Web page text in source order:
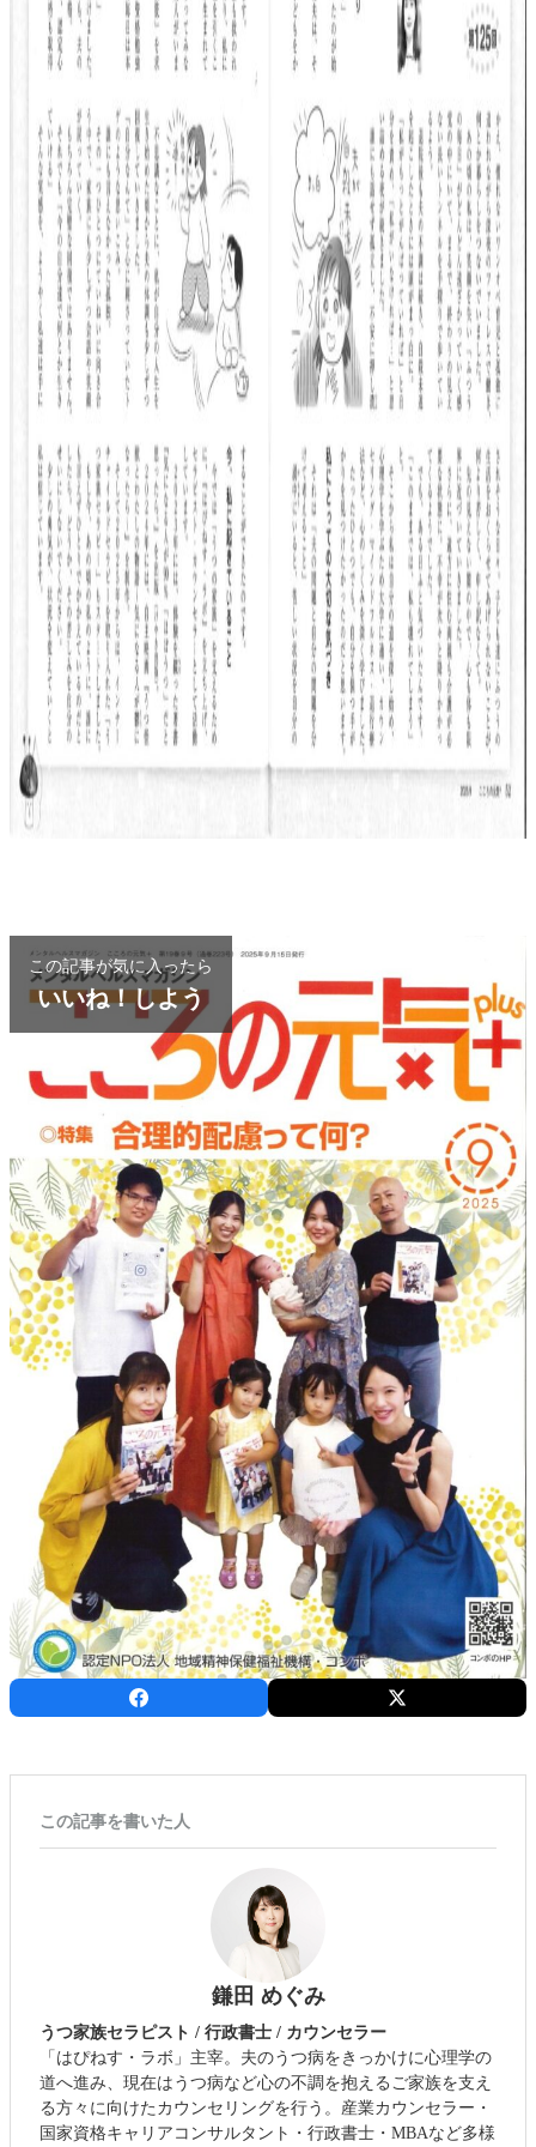
この記事が気に入ったら
いいね！しよう
この記事を書いた人
鎌田 めぐみ
うつ家族セラピスト / 行政書士 / カウンセラー
「はぴねす・ラボ」主宰。夫のうつ病をきっかけに心理学の
道へ進み、現在はうつ病など心の不調を抱えるご家族を支え
る方々に向けたカウンセリングを行う。産業カウンセラー・
国家資格キャリアコンサルタント・行政書士・MBAなど多様